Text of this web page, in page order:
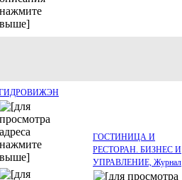
ГОСТИНИЦА И
РЕСТОРАН. БИЗНЕС И
УПРАВЛЕНИЕ, Журнал